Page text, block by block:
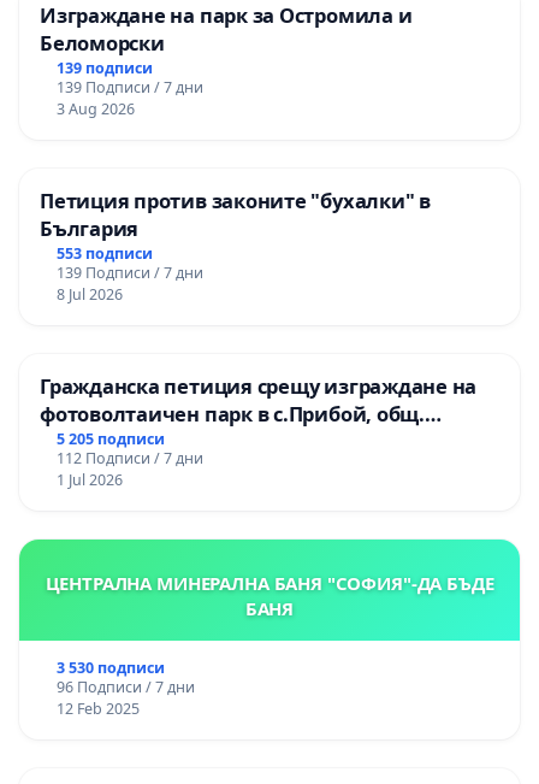
Изграждане на парк за Остромила и
Беломорски
139 подписи
139 Подписи / 7 дни
3 Aug 2026
Петиция против законите "бухалки" в
България
553 подписи
139 Подписи / 7 дни
8 Jul 2026
Гражданска петиция срещу изграждане на
фотоволтаичен парк в с.Прибой, общ.
Радомир
5 205 подписи
112 Подписи / 7 дни
1 Jul 2026
ЦЕНТРАЛНА МИНЕРАЛНА БАНЯ "СОФИЯ"-ДА БЪДЕ
БАНЯ
3 530 подписи
96 Подписи / 7 дни
12 Feb 2025